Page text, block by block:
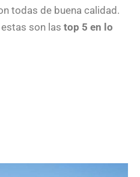
todas de buena calidad.
son las top 5 en lo